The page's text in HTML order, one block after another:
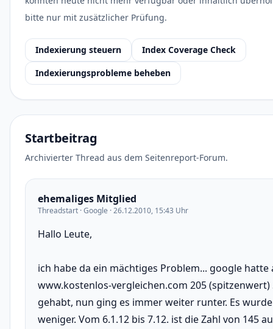
bitte nur mit zusätzlicher Prüfung.
Indexierung steuern
Index Coverage Check
Indexierungsprobleme beheben
Startbeitrag
Archivierter Thread aus dem Seitenreport-Forum.
ehemaliges Mitglied
Threadstart · Google · 26.12.2010, 15:43 Uhr
Hallo Leute,
ich habe da ein mächtiges Problem... google hatte
www.kostenlos-vergleichen.com 205
gehabt, nun ging es immer weiter runter. Es
weniger. Vom 6.1.12 bis 7.12. ist die Zahl von 145